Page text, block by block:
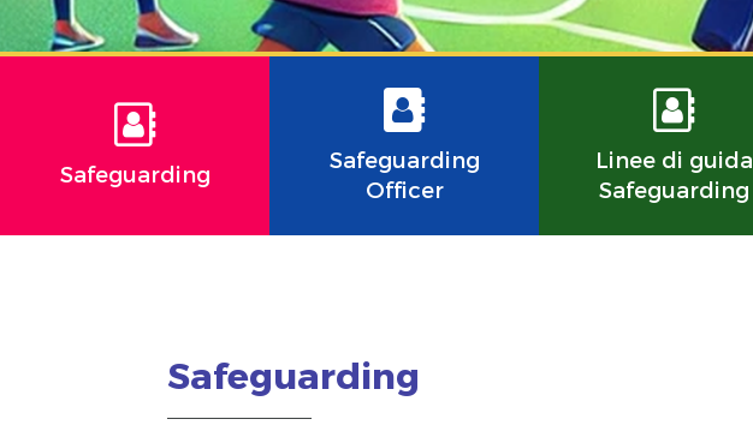
Safeguarding
Safeguarding
Officer
Linee di guida
Safeguarding
Safeguarding